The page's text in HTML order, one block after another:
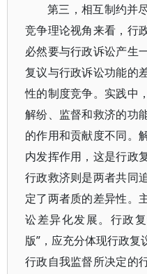
第三，相互制约并
竞争理论视角来看，行
必然要与行政诉讼产生
复议与行政诉讼功能的
性的制度竞争。实践中
解纷、监督和救济的功
的作用和贡献度不同。
内发挥作用，这是行政
行政救济则是两者共同
定了两者质的差异性。
讼差异化发展。行政
版”，应充分体现行政
行政自我监督所决定的